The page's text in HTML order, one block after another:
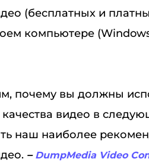
(бесплатных и
компьютере
почему вы должны
видео в
наш наиболее
– DumpMedia Video